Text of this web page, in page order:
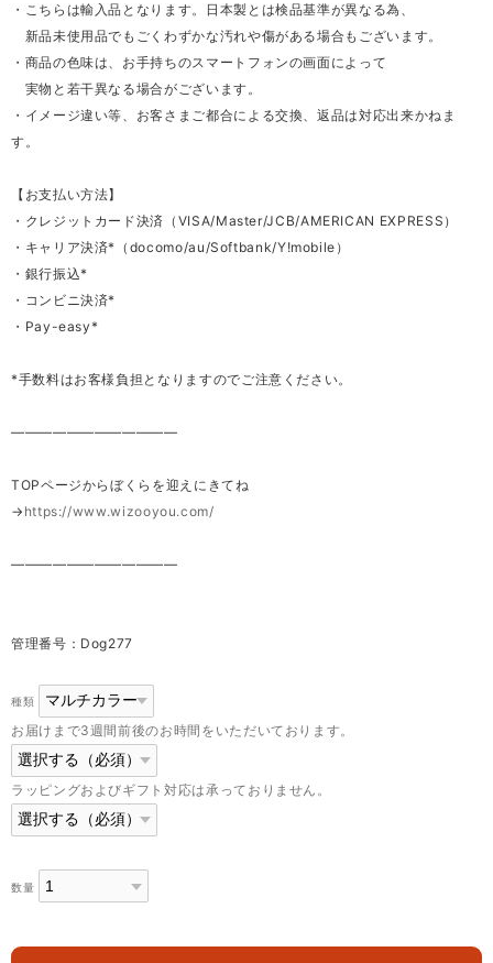
・こちらは輸入品となります。日本製とは検品基準が異なる為、
新品未使用品でもごくわずかな汚れや傷がある場合もございます。
・商品の色味は、お手持ちのスマートフォンの画面によって
実物と若干異なる場合がございます。
・イメージ違い等、お客さまご都合による交換、返品は対応出来かねま
す。
【お支払い方法】
・クレジットカード決済（VISA/Master/JCB/AMERICAN EXPRESS）
・キャリア決済*（docomo/au/Softbank/Y!mobile）
・銀行振込*
・コンビニ決済*
・Pay-easy*
*手数料はお客様負担となりますのでご注意ください。
————————————
TOPページからぼくらを迎えにきてね
→ https://www.wizooyou.com/
————————————
管理番号：Dog277
種類
お届けまで3週間前後のお時間をいただいております。
ラッピングおよびギフト対応は承っておりません。
数量